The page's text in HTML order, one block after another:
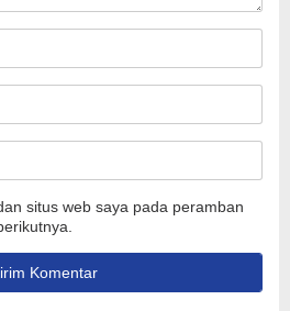
situs web saya pada peramban